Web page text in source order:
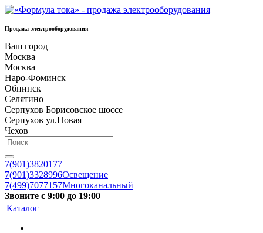
Продажа электрооборудования
Ваш город
Москва
Москва
Наро-Фоминск
Обнинск
Селятино
Серпухов Борисовское шоссе
Серпухов ул.Новая
Чехов
7(901)3820177
7(901)3328996Освещение
7(499)7077157Многоканальный
Звоните с 9:00 до 19:00
Каталог